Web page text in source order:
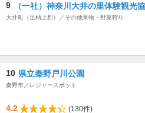
9 （一社）神奈川大井の里体験観光
大井町（足柄上郡）／その他果物・野菜狩り
10 県立秦野戸川公園
秦野市／レジャースポット
4.2
(130件)